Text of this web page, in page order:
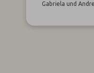
Gabriela und